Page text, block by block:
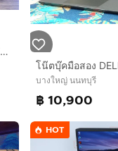
MSI Cyborg 15 i7-13620H RTX4050(6GB) Ram16 SSD512GB จอ15.6 FHD 144Hz เกมมิ่งสเปคสูง คีย์บอร์ดไฟ เครื่องสวย ครบกล่องพร้อมประกันศูนย์ เพียง 28
บางใหญ่ นนทบุรี
฿ 10,900
HOT